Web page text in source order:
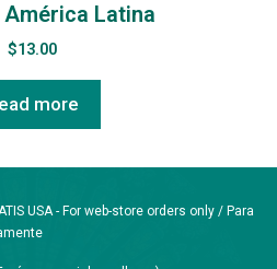
Latina
$13.00
more
USA - For web-store orders only / Para